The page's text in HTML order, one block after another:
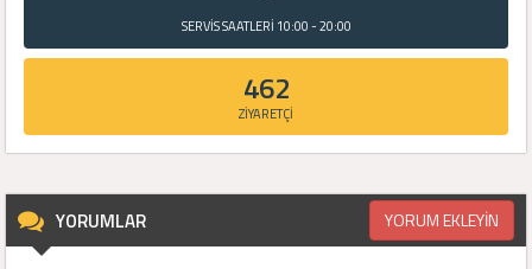
SERVİS SAATLERİ 10:00 - 20:00
462
ZİYARETÇİ
YORUMLAR YORUM EKLEYİN